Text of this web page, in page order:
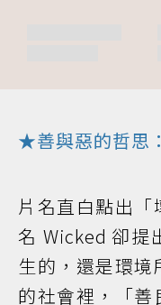
★善與惡的哲思
片名直白點出「
名 Wicked 卻提
生的，還是環
的社會裡，「善